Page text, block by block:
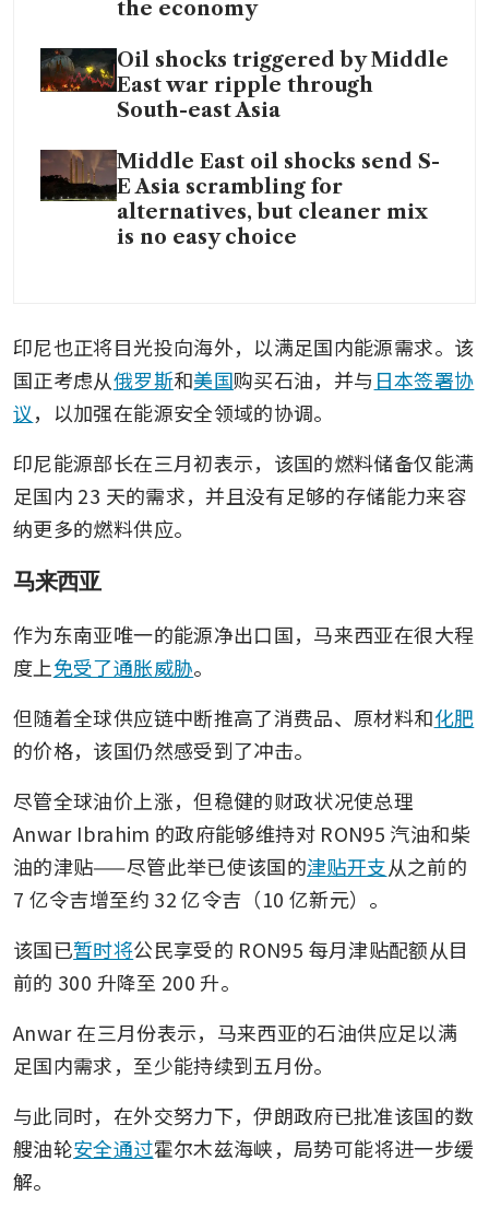
the economy
Oil shocks triggered by Middle
East war ripple through
South-east Asia
Middle East oil shocks send S-
E Asia scrambling for
alternatives, but cleaner mix
is no easy choice
印尼也正将目光投向海外，以满足国内能源需求。该
国正考虑从俄罗斯和美国购买石油，并与 日本签署协
议，以加强在能源安全领域的协调。
印尼能源部长在三月初表示，该国的燃料储备仅能满
足国内 23 天的需求，并且没有足够的存储能力来容
纳更多的燃料供应。
马来西亚
作为东南亚唯一的能源净出口国，马来西亚在很大程
度上免受了通胀威胁。
但随着全球供应链中断推高了消费品、原材料和化肥
的价格，该国仍然感受到了冲击。
尽管全球油价上涨，但稳健的财政状况使总理
Anwar Ibrahim 的政府能够维持对 RON95 汽油和柴
油的津贴——尽管此举已使该国的津贴开支从之前的
7 亿令吉增至约 32 亿令吉（10 亿新元）。
该国已暂时将公民享受的 RON95 每月津贴配额从目
前的 300 升降至 200 升。
Anwar 在三月份表示，马来西亚的石油供应足以满
足国内需求，至少能持续到五月份。
与此同时，在外交努力下，伊朗政府已批准该国的数
艘油轮安全通过霍尔木兹海峡，局势可能将进一步缓
解。